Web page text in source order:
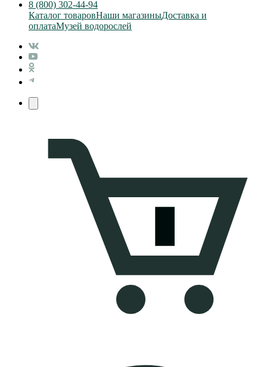
8 (800) 302-44-94
Каталог товаровНаши магазиныДоставка и
оплатаМузей водорослей